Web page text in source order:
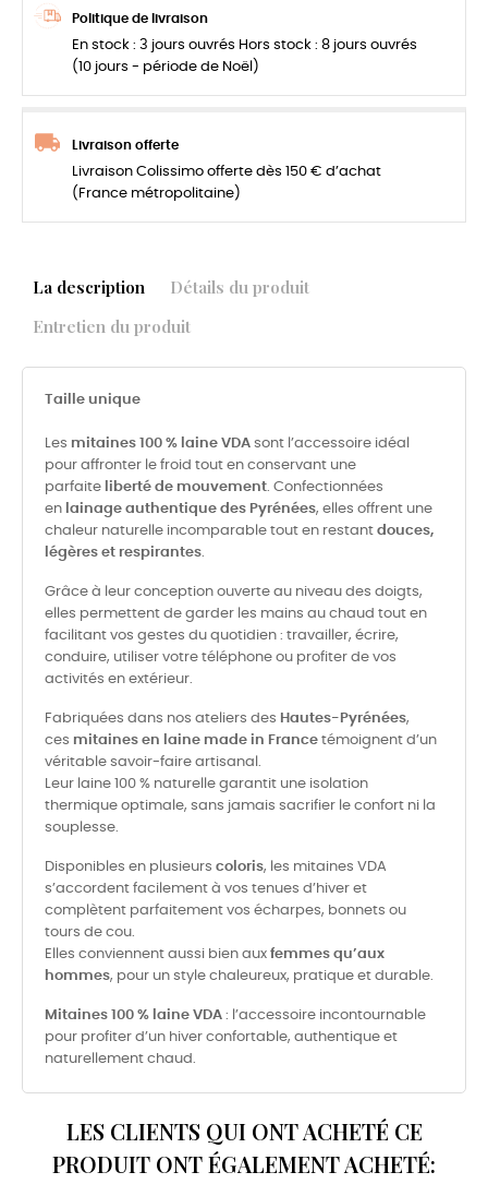
Politique de livraison
En stock : 3 jours ouvrés Hors stock : 8 jours ouvrés
(10 jours - période de Noël)
Livraison offerte
Livraison Colissimo offerte dès 150 € d’achat
(France métropolitaine)
La description
Détails du produit
Entretien du produit
Taille unique
Les mitaines 100 % laine VDA sont l’accessoire idéal
pour affronter le froid tout en conservant une
parfaite
liberté de mouvement . Confectionnées
en lainage authentique des Pyrénées, elles offrent une
chaleur naturelle incomparable tout en restant douces,
légères et respirantes
Grâce à leur conception ouverte au niveau des doigts,
elles permettent de garder les mains au chaud tout en
facilitant vos gestes du quotidien : travailler, écrire,
conduire, utiliser votre téléphone ou profiter de vos
activités en extérieur.
Fabriquées dans nos ateliers des Hautes-Pyrénées,
ces mitaines en laine made in France témoignent d’un
véritable savoir-faire artisanal.
Leur laine 100 % naturelle garantit une isolation
thermique optimale, sans jamais sacrifier le confort ni la
souplesse.
Disponibles en plusieurs coloris, les mitaines VDA
s’accordent facilement à vos tenues d’hiver et
complètent parfaitement vos écharpes, bonnets ou
tours de cou.
Elles conviennent aussi bien aux femmes qu’aux
hommes, pour un style chaleureux, pratique et durable.
Mitaines 100 % laine VDA : l’accessoire incontournable
pour profiter d’un hiver confortable, authentique et
naturellement chaud.
LES CLIENTS QUI ONT ACHETÉ CE
PRODUIT ONT ÉGALEMENT ACHETÉ: